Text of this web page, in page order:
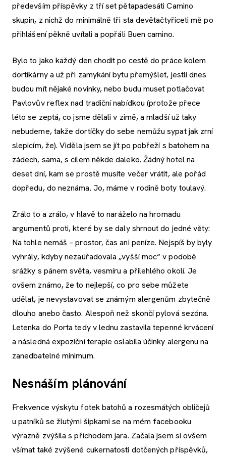
především příspěvky z tří set pětapadesáti Camino
skupin, z nichž do minimálně tři sta devětačtyřiceti mě po
přihlášení pěkně uvítali a popřáli Buen camino.
Bylo to jako každý den chodit po cestě do práce kolem
dortíkárny a už při zamykání bytu přemýšlet, jestli dnes
budou mít nějaké novinky, nebo budu muset potlačovat
Pavlovův reflex nad tradiční nabídkou (protože přece
léto se zeptá, co jsme dělali v zimě, a mladší už taky
nebudeme, takže dortíčky do sebe nemůžu sypat jak zrní
slepicím, že). Viděla jsem se jít po pobřeží s batohem na
zádech, sama, s cílem někde daleko. Žádný hotel na
deset dní, kam se prostě musíte večer vrátit, ale pořád
dopředu, do neznáma. Jo, máme v rodině boty toulavý.
Zrálo to a zrálo, v hlavě to naráželo na hromadu
argumentů proti, které by se daly shrnout do jedné věty:
Na tohle nemáš – prostor, čas ani peníze. Nejspíš by byly
vyhrály, kdyby nezaúřadovala „vyšší moc“ v podobě
srážky s pánem světa, vesmíru a přilehlého okolí. Je
ovšem známo, že to nejlepší, co pro sebe můžete
udělat, je nevystavovat se známým alergenům zbytečně
dlouho anebo často. Alespoň než skončí pylová sezóna.
Letenka do Porta tedy v lednu zastavila tepenné krvácení
a následná expoziční terapie oslabila účinky alergenu na
zanedbatelné minimum.
Nesnáším plánování
Frekvence výskytu fotek batohů a rozesmátých obličejů
u patníků se žlutými šipkami se na mém facebooku
výrazně zvýšila s příchodem jara. Začala jsem si ovšem
všímat také zvýšené cukernatosti dotčených příspěvků,